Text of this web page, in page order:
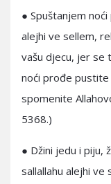
● Spuštanjem
alejhi ve sellem,
vašu djecu, jer se
noći prođe
spomenite
5368.)
● Džini jedu i piju,
sallallahu alejhi ve